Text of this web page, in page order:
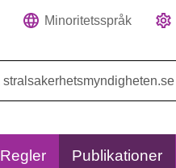
Minoritetsspråk
Regler Publikationer